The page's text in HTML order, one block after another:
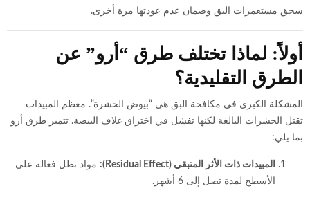
سحق مستعمرات البق وضمان عدم عودتها مرة أخرى.
أولاً: لماذا تختلف طرق “أرو” عن
الطرق التقليدية؟
المشكلة الكبرى في مكافحة البق هي “بيوض الحشرة”. معظم المبيدات
تقتل الحشرات البالغة لكنها تفشل في اختراق غلاف البيضة. تتميز طرق أرو
بما يلي:
المبيدات ذات الأثر المتبقي (Residual Effect):
مواد تظل فعالة على
الأسطح لمدة تصل إلى 6 أشهر.